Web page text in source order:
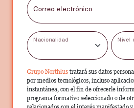
Correo electrónico
Nacionalidad Nivel
Grupo Northius tratará sus datos
por medios tecnológicos, incluso
instantánea, con el fin de ofrecerle
programa formativo seleccionado o de